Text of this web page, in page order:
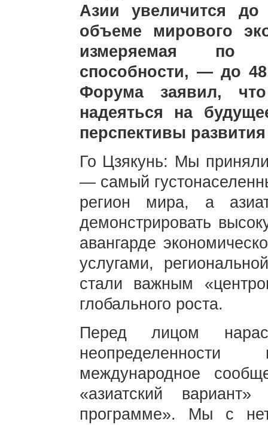
Азии увеличится
объеме мирового
измеряемая по
способности, — до
Форума заявил,
надеяться на
перспективы
Го Цзякунь: Мы
— самый
регион мира, а
демонстрировать
авангарде
услугами,
стали важным
глобального роста.
Перед лицом
международное
«азиатский
программе». Мы с